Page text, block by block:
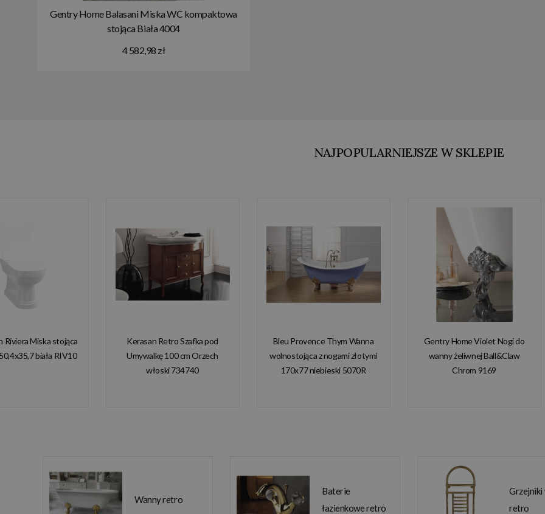
Gentry Home Balasani Miska WC kompaktowa
stojąca Biała 4004
4 582,98 zł
NAJPOPULARNIEJSZE W SKLEPIE
Riviera Miska stojąca
biała RIV10
Kerasan Retro Szafka pod
Umywalkę 100 cm Orzech
włoski 734740
Bleu Provence Thym Wanna
wolnostojąca z nogami złotymi
170x77 niebieski 5070R
Gentry Home Violet Nogi do
wanny żeliwnej Ball&Claw
Chrom 9169
Wanny retro
Baterie
łazienkowe retro
Grzejniki
retro